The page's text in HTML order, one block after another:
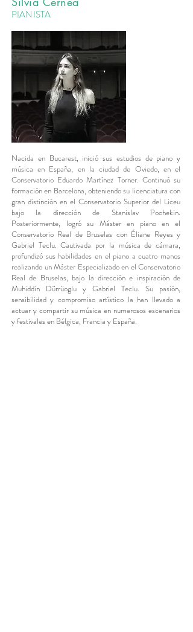
PIANISTA
Nacida en Bucarest, inició sus estudios de piano y
música en España, en la ciudad de Oviedo, en el
Conservatorio Eduardo Martínez Torner. Continuó su
formación en Barcelona, obteniendo su licenciatura con
gran distinción en el Conservatorio Superior del Liceu
bajo la dirección de Stanislav Pochekin.
Posteriormente, logró su Máster en piano en el
Conservatorio Real de Bruselas con Éliane Reyes y
Gabriel Teclu. Cautivada por la música de cámara,
profundizó sus habilidades en el piano a cuatro manos
realizando un Máster Especializado en el Conservatorio
Real de Bruselas, bajo la dirección e inspiración de
Muhiddin Dürrüoglu y Gabriel Teclu. Su pasión,
sensibilidad y compromiso artístico la han llevado a
actuar y compartir su música en numerosos escenarios
y festivales en Bélgica, Francia y España.